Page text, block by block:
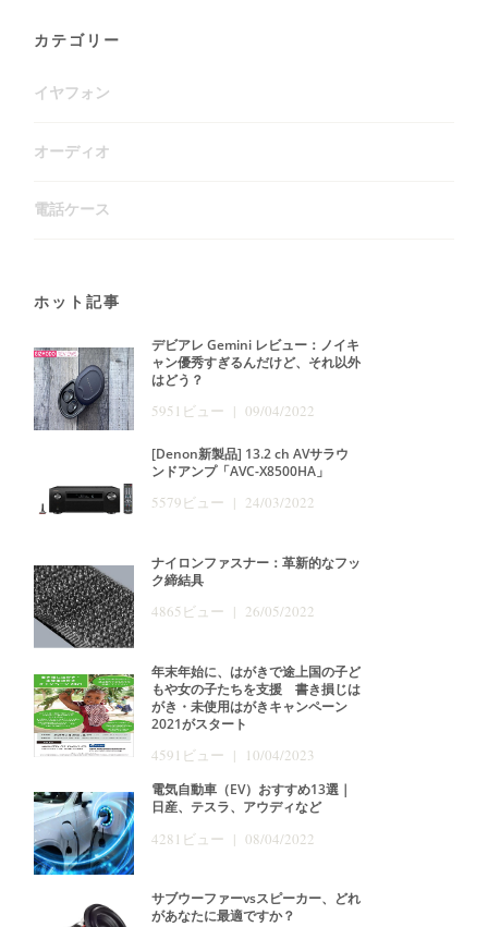
カテゴリー
イヤフォン
オーディオ
電話ケース
ホット記事
デビアレ Gemini レビュー：ノイキ
ャン優秀すぎるんだけど、それ以外
はどう？
5951ビュー | 09/04/2022
[Denon新製品] 13.2 ch AVサラウ
ンドアンプ「AVC-X8500HA」
5579ビュー | 24/03/2022
ナイロンファスナー：革新的なフッ
ク締結具
4865ビュー | 26/05/2022
年末年始に、はがきで途上国の子ど
もや女の子たちを支援 書き損じは
がき・未使用はがきキャンペーン
2021がスタート
4591ビュー | 10/04/2023
電気自動車（EV）おすすめ13選｜
日産、テスラ、アウディなど
4281ビュー | 08/04/2022
サブウーファーvsスピーカー、どれ
があなたに最適ですか？